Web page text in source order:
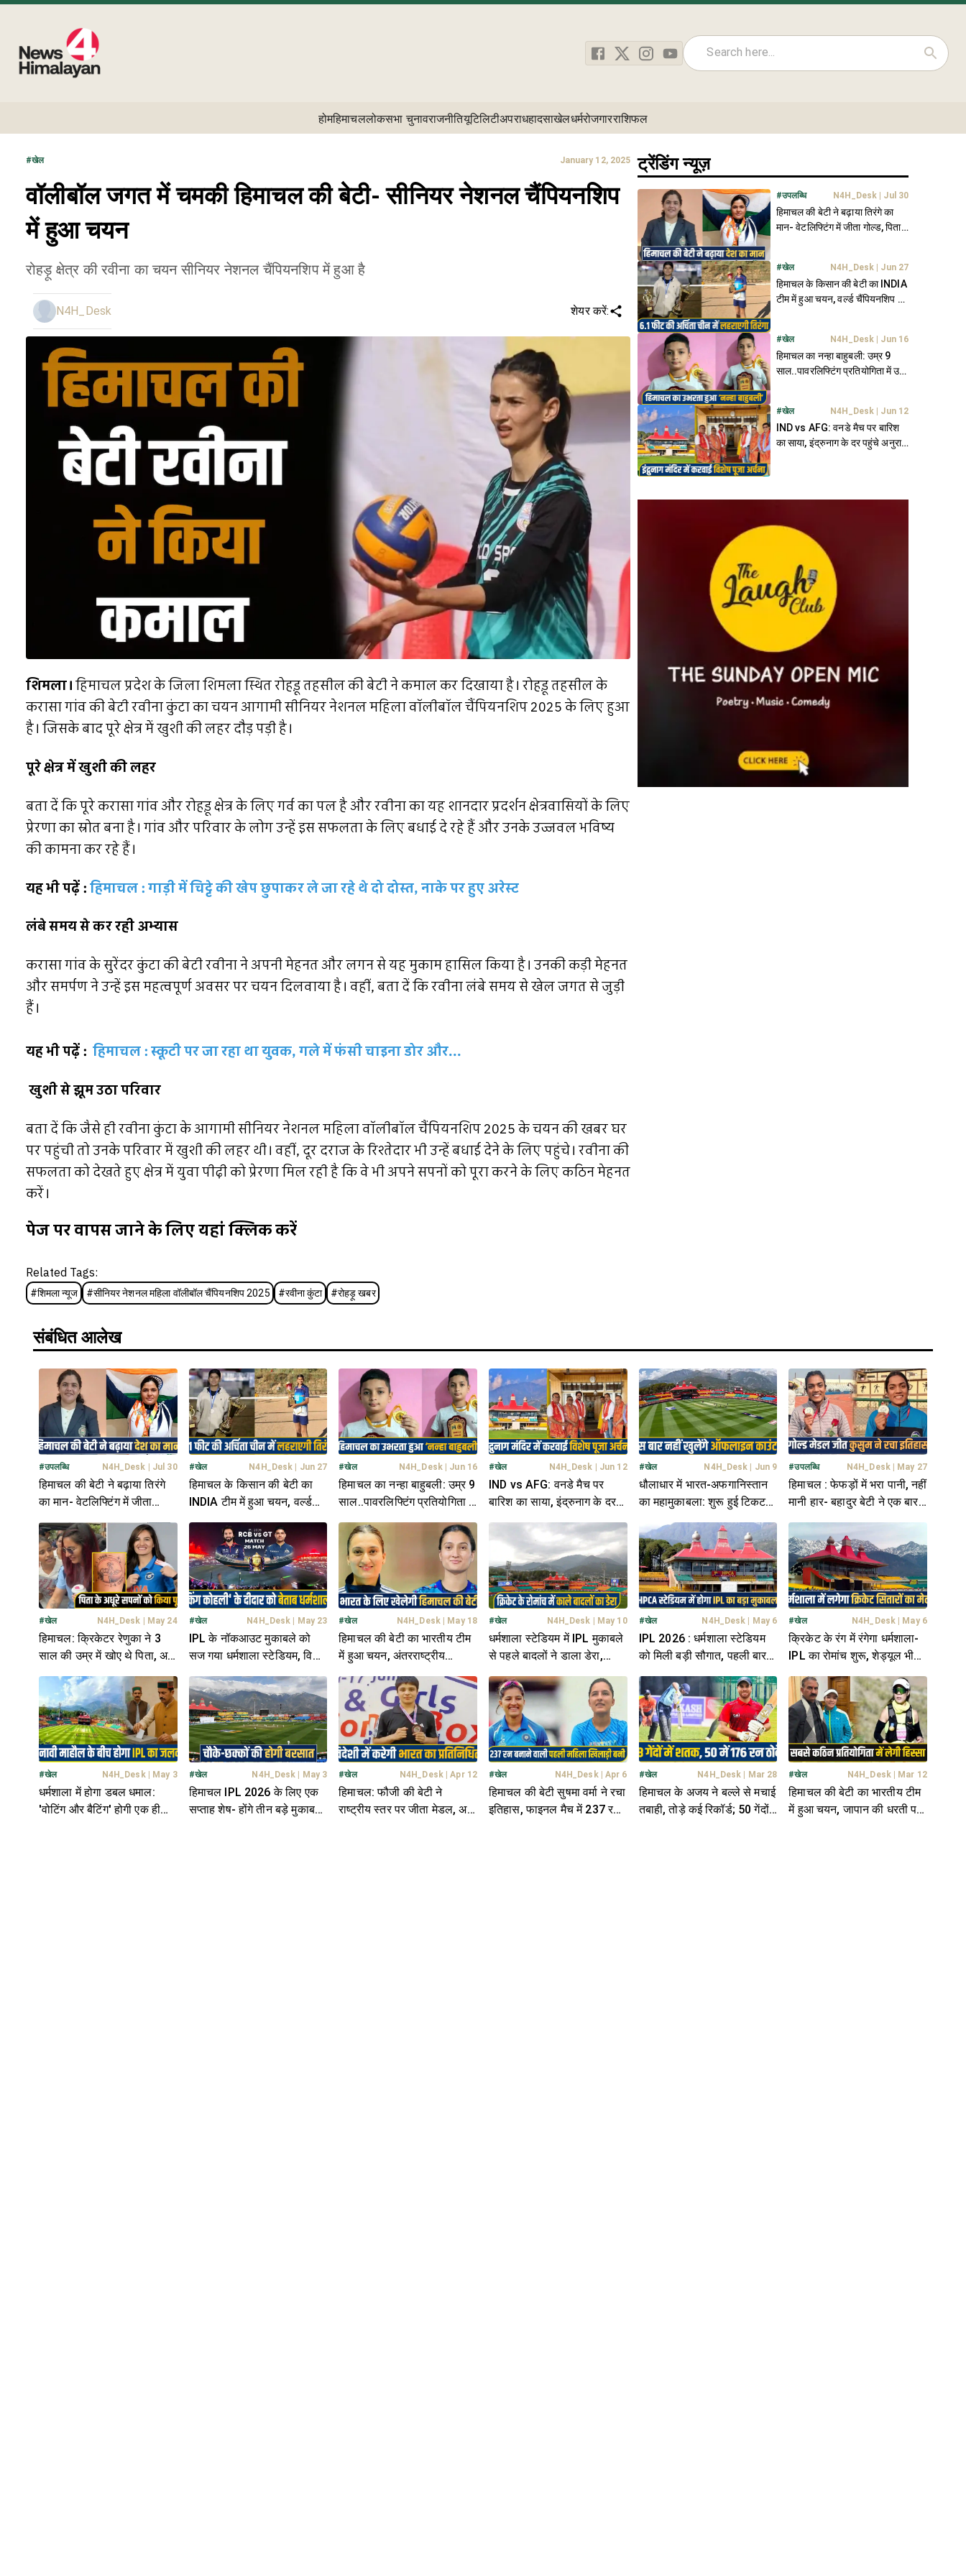
होमहिमाचललोकसभा चुनावराजनीतियूटिलिटीअपराधहादसाखेलधर्मरोजगारराशिफल
#खेल January 12, 2025
वॉलीबॉल जगत में चमकी हिमाचल की बेटी- सीनियर नेशनल चैंपियनशिप
में हुआ चयन
रोहड़ू क्षेत्र की रवीना का चयन सीनियर नेशनल चैंपियनशिप में हुआ है
N4H_Desk शेयर करें:
शिमला।हिमाचल प्रदेश के जिला शिमला स्थित रोहड़ू तहसील की बेटी ने कमाल कर दिखाया है। रोहड़ू तहसील के
करासा गांव की बेटी रवीना कुंटा का चयन आगामी सीनियर नेशनल महिला वॉलीबॉल चैंपियनशिप 2025 के लिए हुआ
है। जिसके बाद पूरे क्षेत्र में खुशी की लहर दौड़ पड़ी है।
पूरे क्षेत्र में खुशी की लहर
बता दें कि पूरे करासा गांव और रोहड़ू क्षेत्र के लिए गर्व का पल है और रवीना का यह शानदार प्रदर्शन क्षेत्रवासियों के लिए
प्रेरणा का स्रोत बना है। गांव और परिवार के लोग उन्हें इस सफलता के लिए बधाई दे रहे हैं और उनके उज्जवल भविष्य
की कामना कर रहे हैं।
यह भी पढ़ें :हिमाचल : गाड़ी में चिट्टे की खेप छुपाकर ले जा रहे थे दो दोस्त, नाके पर हुए अरेस्ट
लंबे समय से कर रही अभ्यास
करासा गांव के सुरेंदर कुंटा की बेटी रवीना ने अपनी मेहनत और लगन से यह मुकाम हासिल किया है। उनकी कड़ी मेहनत
और समर्पण ने उन्हें इस महत्वपूर्ण अवसर पर चयन दिलवाया है। वहीं, बता दें कि रवीना लंबे समय से खेल जगत से जुड़ी
हैं।
यह भी पढ़ें : हिमाचल : स्कूटी पर जा रहा था युवक, गले में फंसी चाइना डोर और...
खुशी से झूम उठा परिवार
बता दें कि जैसे ही रवीना कुंटा के आगामी सीनियर नेशनल महिला वॉलीबॉल चैंपियनशिप 2025 के चयन की खबर घर
पर पहुंची तो उनके परिवार में खुशी की लहर थी। वहीं, दूर दराज के रिश्तेदार भी उन्हें बधाई देने के लिए पहुंचे। रवीना की
सफलता को देखते हुए क्षेत्र में युवा पीढ़ी को प्रेरणा मिल रही है कि वे भी अपने सपनों को पूरा करने के लिए कठिन मेहनत
करें।
पेज पर वापस जाने के लिए यहां क्लिक करें
Related Tags:
#शिमला न्यूज #सीनियर नेशनल महिला वॉलीबॉल चैंपियनशिप 2025 #रवीना कुंटा #रोहड़ू खबर
ट्रेंडिंग न्यूज़
#उपलब्धि N4H_Desk Jul 30
हिमाचल की बेटी ने बढ़ाया तिरंगे का
मान- वेटलिफ्टिंग में जीता गोल्ड, पिता
#खेल N4H_Desk Jun 27
हिमाचल के किसान की बेटी का INDIA
टीम में हुआ चयन, वर्ल्ड चैंपियनशिप में
#खेल N4H_Desk Jun 16
हिमाचल का नन्हा बाहुबली: उम्र 9
साल..पावरलिफ्टिंग प्रतियोगिता में उठा
#खेल N4H_Desk Jun 12
IND vs AFG: वनडे मैच पर बारिश
का साया, इंद्रुनाग के दर पहुंचे अनुराग
संबंधित आलेख
#उपलब्धि N4H_Desk Jul 30
हिमाचल की बेटी ने बढ़ाया तिरंगे
का मान- वेटलिफ्टिंग में जीता
गोल्ड, पिता का सपना किया
साकार
#खेल N4H_Desk Jun 27
हिमाचल के किसान की बेटी का
INDIA टीम में हुआ चयन, वर्ल्ड
चैंपियनशिप में लहराएगी तिरंगा
#खेल N4H_Desk| Jun 16
हिमाचल का नन्हा बाहुबली: उम्र 9
साल..पावरलिफ्टिंग प्रतियोगिता में
उठा दिया 80 किलो वजन; जीता
गोल्ड
#खेल N4H_Desk Jun 12
IND vs AFG: वनडे मैच पर
बारिश का साया, इंद्रुनाग के दर
पहुंचे अनुराग संग HPCA; मांगा
आशीर्वाद
#खेल N4H_Desk Jun 9
धौलाधार में भारत-अफगानिस्तान
का महामुकाबला: शुरू हुई टिकट
बिक्री; 2000 वाली सीट के लिए
मारामारी
#उपलब्धि N4H_Desk| May 27
हिमाचल : फेफड़ों में भरा पानी, नहीं
मानी हार- बहादुर बेटी ने एक बार
फिर चमकाया प्रदेश का नाम
#खेल N4H_Desk May 24
हिमाचल: क्रिकेटर रेणुका ने 3
साल की उम्र में खोए थे पिता, अब
उनकी याद को बाजू पर उकेरा; दी
अनोखी श्रद्धांजली
#खेल N4H_Desk May 23
IPL के नॉकआउट मुकाबले को
सज गया धर्मशाला स्टेडियम, विराट
कोहली के दर्शन को बेताब क्रिकेट
प्रेमी
#खेल N4H_Desk| May 18
हिमाचल की बेटी का भारतीय टीम
में हुआ चयन, अंतरराष्ट्रीय
प्रतियोगिता में दिखाएगी दम
#खेल N4H_Desk May 10
धर्मशाला स्टेडियम में IPL मुकाबले
से पहले बादलों ने डाला डेरा,
क्रिकेट प्रेमियों में छाई मायूसी
#खेल N4H_Desk May 6
IPL 2026 : धर्मशाला स्टेडियम
को मिली बड़ी सौगात, पहली बार
होगा प्लेऑफ का महामुकाबला
#खेल N4H_Desk May 6
क्रिकेट के रंग में रंगेगा धर्मशाला-
IPL का रोमांच शुरू, शेड्यूल भी
जारी- कल पहुंचेगी टीमें
#खेल N4H_Desk| May 3
धर्मशाला में होगा डबल धमाल:
'वोटिंग और बैटिंग' होगी एक ही
#खेल N4H_Desk May 3
हिमाचल IPL 2026 के लिए एक
सप्ताह शेष- होंगे तीन बड़े मुकाबले,
#खेल N4H_Desk| Apr 12
हिमाचल: फौजी की बेटी ने
राष्ट्रीय स्तर पर जीता मेडल, अब
#खेल N4H_Desk| Apr 6
हिमाचल की बेटी सुषमा वर्मा ने रचा
इतिहास, फाइनल मैच में 237 रन
#खेल N4H_Desk Mar 28
हिमाचल के अजय ने बल्ले से मचाई
तबाही, तोड़े कई रिकॉर्ड; 50 गेंदों
#खेल N4H_Desk| Mar 12
हिमाचल की बेटी का भारतीय टीम
में हुआ चयन, जापान की धरती पर